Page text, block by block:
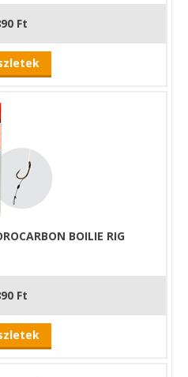
Ft
BOILIE RIG
Ft